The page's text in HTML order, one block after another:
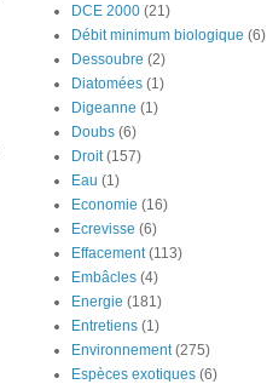
DCE 2000 (21)
Débit minimum biologique (6)
Dessoubre (2)
Diatomées (1)
Digeanne (1)
Doubs (6)
Droit (157)
Eau (1)
Economie (16)
Ecrevisse (6)
Effacement (113)
Embâcles (4)
Energie (181)
Entretiens (1)
Environnement (275)
Espèces exotiques (6)